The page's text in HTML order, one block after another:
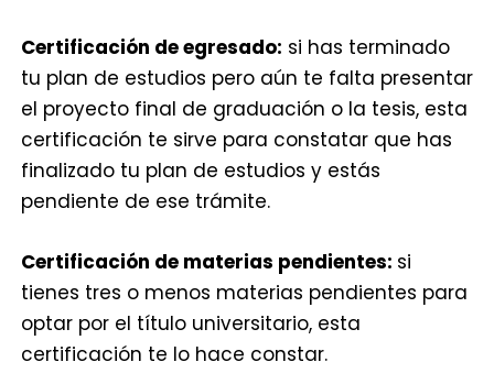
Certificación de egresado: si has terminado
tu plan de estudios pero aún te falta presentar
el proyecto final de graduación o la tesis, esta
certificación te sirve para constatar que has
finalizado tu plan de estudios y estás
pendiente de ese trámite.
Certificación de materias pendientes: si
tienes tres o menos materias pendientes para
optar por el título universitario, esta
certificación te lo hace constar.